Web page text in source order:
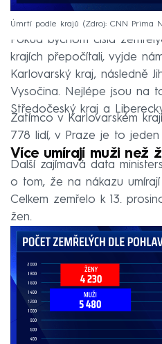
Úmrtí podle krajů Zdroj: CNN Prima
Pokud bychom čísla
krajích přepočítali, vyjde
Karlovarský kraj, následně
Vysočina. Nejlépe jsou na
Středočeský kraj a
Zatímco v Karlovarském
778 lidí, v Praze je to jeden
Více umírají muži než
Další zajímavá data
o tom, že na nákazu
Celkem zemřelo k 13.
žen.